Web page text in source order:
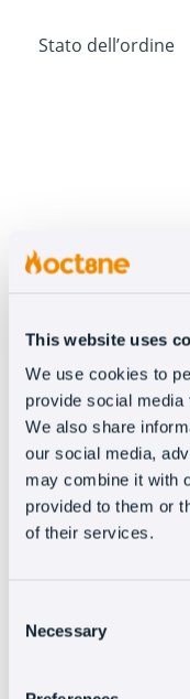
This website uses
We use cookies to
provide social
We also share
our social media,
may combine it with
provided to them or
of their services.
Selection
Necessary
Stato dell’ordine
Multi-lingue